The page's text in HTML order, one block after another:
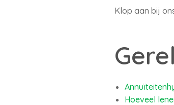
Klop aan bij
Hoeveel